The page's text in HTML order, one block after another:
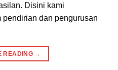
Disini kami
dan pengurusan
READING →